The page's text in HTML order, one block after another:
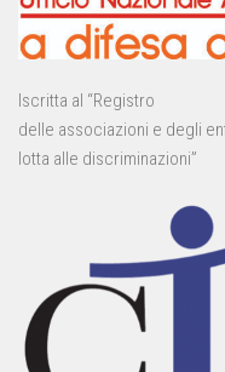
Iscritta al “Registro
delle associazioni e degli
lotta alle discriminazioni”